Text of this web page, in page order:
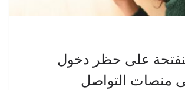
على حظر دخول
منصات التواصل